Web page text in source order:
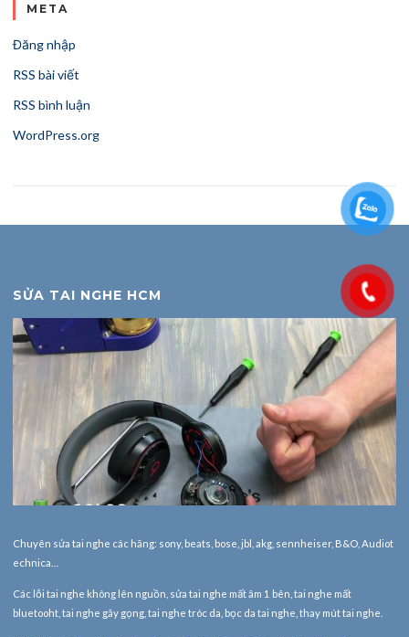
META
Đăng nhập
RSS bài viết
RSS bình luận
WordPress.org
SỬA TAI NGHE HCM
Chuyên sửa tai nghe các hãng: sony, beats, bose, jbl, akg, sennheiser, B&O, Audiot
echnica…
Các lỗi tai nghe không lên nguồn, sửa tai nghe mất âm 1 bên, tai nghe mất
bluetooht, tai nghe gãy gọng, tai nghe tróc da, bọc da tai nghe, thay mút tai nghe.